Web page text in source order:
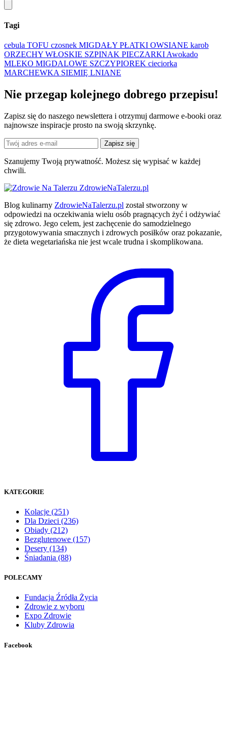
Tagi
cebula TOFU czosnek MIGDAŁY PŁATKI OWSIANE karob
ORZECHY WŁOSKIE SZPINAK PIECZARKI Awokado
MLEKO MIGDALOWE SZCZYPIOREK cieciorka
MARCHEWKA SIEMIĘ LNIANE
Nie przegap kolejnego dobrego przepisu!
Zapisz się do naszego newslettera i otrzymuj darmowe e-booki oraz
najnowsze inspiracje prosto na swoją skrzynkę.
Zapisz się
Szanujemy Twoją prywatność. Możesz się wypisać w każdej
chwili.
ZdrowieNaTalerzu.pl
Blog kulinarny ZdrowieNaTalerzu.pl został stworzony w
odpowiedzi na oczekiwania wielu osób pragnących żyć i odżywiać
się zdrowo. Jego celem, jest zachęcenie do samodzielnego
przygotowywania smacznych i zdrowych posiłków oraz pokazanie,
że dieta wegetariańska nie jest wcale trudna i skomplikowana.
KATEGORIE
Kolacje (251)
Dla Dzieci (236)
Obiady (212)
Bezglutenowe (157)
Desery (134)
Śniadania (88)
POLECAMY
Fundacja Źródła Życia
Zdrowie z wyboru
Expo Zdrowie
Kluby Zdrowia
Facebook